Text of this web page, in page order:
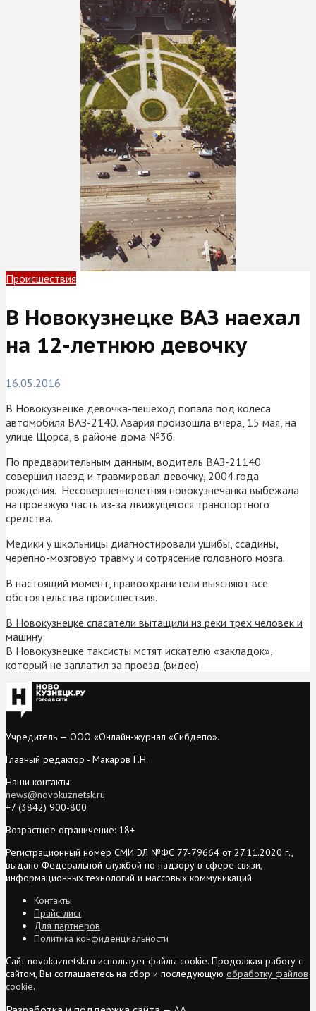
Происшествия
В Новокузнецке ВАЗ наехал
на 12-летнюю девочку
16.05.2016
В Новокузнецке девочка-пешеход попала под колеса
автомобиля ВАЗ-2140. Авария произошла вчера, 15 мая, на
улице Щорса, в районе дома №3б.
По предварительным данным, водитель ВАЗ-21140
совершил наезд и травмировал девочку, 2004 года
рождения. Несовершеннолетняя новокузнечанка выбежала
на проезжую часть из-за движущегося транспортного
средства.
Медики у школьницы диагностировали ушибы, ссадины,
черепно-мозговую травму и сотрясение головного мозга.
В настоящий момент, правоохранители выясняют все
обстоятельства происшествия.
В Новокузнецке спасатели вытащили из реки трех человек и
машину
В Новокузнецке таксисты мстят искателю «закладок»,
который не заплатил за проезд (видео)
Учредитель — ООО «Онлайн-журнал «Сибдепо».
Главный редактор - Макаров Г.Н.
Наши контакты:
news@novokuznetsk.ru
+7 (3842) 900-800
Возрастное ограничение: 18+
Регистрационный номер СМИ ЭЛ №ФС 77-79664 от 27.11.2020 г.,
выдано Федеральной службой по надзору в сфере связи,
информационных технологий и массовых коммуникаций
Контакты
Прайс-лист
Для партнеров
Политика конфиденциальности
Сайт novokuznetsk.ru использует файлы cookie. Продолжая работу с
сайтом, Вы соглашаетесь на сбор и последующую обработку файлов
cookie.